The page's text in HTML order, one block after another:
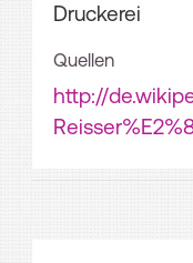
Druckerei
Quellen
http://